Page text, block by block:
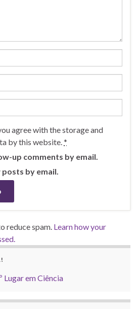
agree with the storage and
by this website. *
up comments by email.
by email.
reduce spam. Learn how your